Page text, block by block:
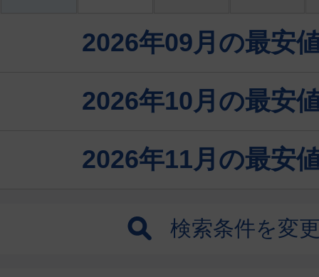
2026年09月の最安
2026年10月の最安
2026年11月の最安
検索条件を変